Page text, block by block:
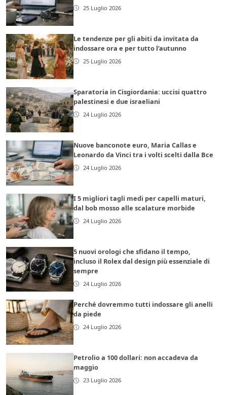
25 Luglio 2026
Le tendenze per gli abiti da invitata da
indossare ora e per tutto l’autunno
25 Luglio 2026
Sparatoria in Cisgiordania: uccisi quattro
palestinesi e due israeliani
24 Luglio 2026
Nuove banconote euro, Maria Callas e
Leonardo da Vinci tra i volti scelti dalla Bce
24 Luglio 2026
I 5 migliori tagli medi per capelli maturi,
dal bob mosso alle scalature morbide
24 Luglio 2026
5 nuovi orologi che sfidano il tempo,
incluso il Rolex dal design più essenziale di
sempre
24 Luglio 2026
Perché dovremmo tutti indossare gli anelli
da piede
24 Luglio 2026
Petrolio a 100 dollari: non accadeva da
maggio
23 Luglio 2026